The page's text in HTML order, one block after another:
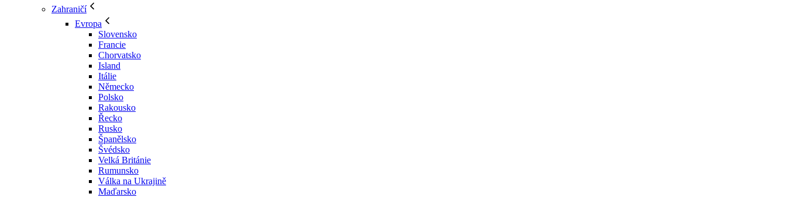
Zahraničí
Evropa
Slovensko
Francie
Chorvatsko
Island
Itálie
Německo
Polsko
Rakousko
Řecko
Rusko
Španělsko
Švédsko
Velká Británie
Rumunsko
Válka na Ukrajině
Maďarsko